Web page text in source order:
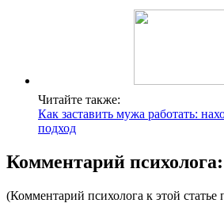
Читайте также:
Как заставить мужа работать:
подход
Комментарий психолога:
(Комментарий психолога к этой статье